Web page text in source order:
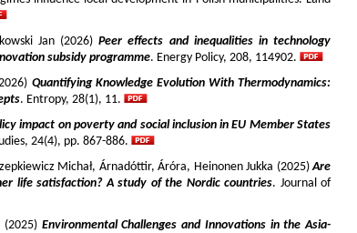
Jan (2026)Peer effects and inequalities in technology
subsidy programme. Energy Policy, 208, 114902.
Quantifying Knowledge Evolution With Thermodynamics:
. Entropy, 28(1), 11.
impact on poverty and social inclusion in EU Member States
24(4), pp. 867-886.
Michał, Árnadóttir, Áróra, Heinonen Jukka (2025)Are
life satisfaction? A study of the Nordic countries. Journal of
(2025) Environmental Challenges and Innovations in the Asia-